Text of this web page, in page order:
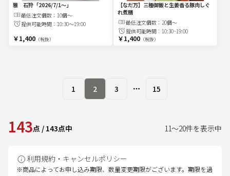
雅 石狩「2026/7/1～」
最低注文個数： 10個～
提供可能時間： 10:30～19:00
￥1,400（税抜）
【なだ万】三種御飯と生姜香る豚肉しぐ
れ煮膳
最低注文個数： 20個～
提供可能時間： 10:30~19:00
￥1,400（税抜）
1 2 3 More pages
15
143点 / 143点中 11～20件を表示中
利用規約・キャンセルポリシー
※商品によってお申し込み期限、数量変更期限がございます。期限を過